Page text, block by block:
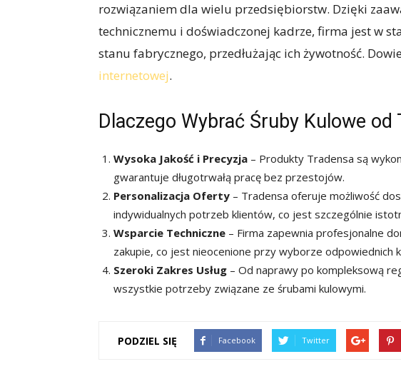
rozwiązaniem dla wielu przedsiębiorstw. Dzięki
technicznemu i doświadczonej kadrze, firma jest w
stanu fabrycznego, przedłużając ich żywotność.
internetowej.
Dlaczego Wybrać Śruby Kulowe od
Wysoka Jakość i Precyzja – Produkty Tradensa są
gwarantuje długotrwałą pracę bez przestojów.
Personalizacja Oferty – Tradensa oferuje możliwość
indywidualnych potrzeb klientów, co jest szczególnie
Wsparcie Techniczne – Firma zapewnia profesjonalne
zakupie, co jest nieocenione przy wyborze odpowiednich
Szeroki Zakres Usług – Od naprawy po kompleksową
wszystkie potrzeby związane ze śrubami kulowymi.
PODZIEL SIĘ Facebook Twitter